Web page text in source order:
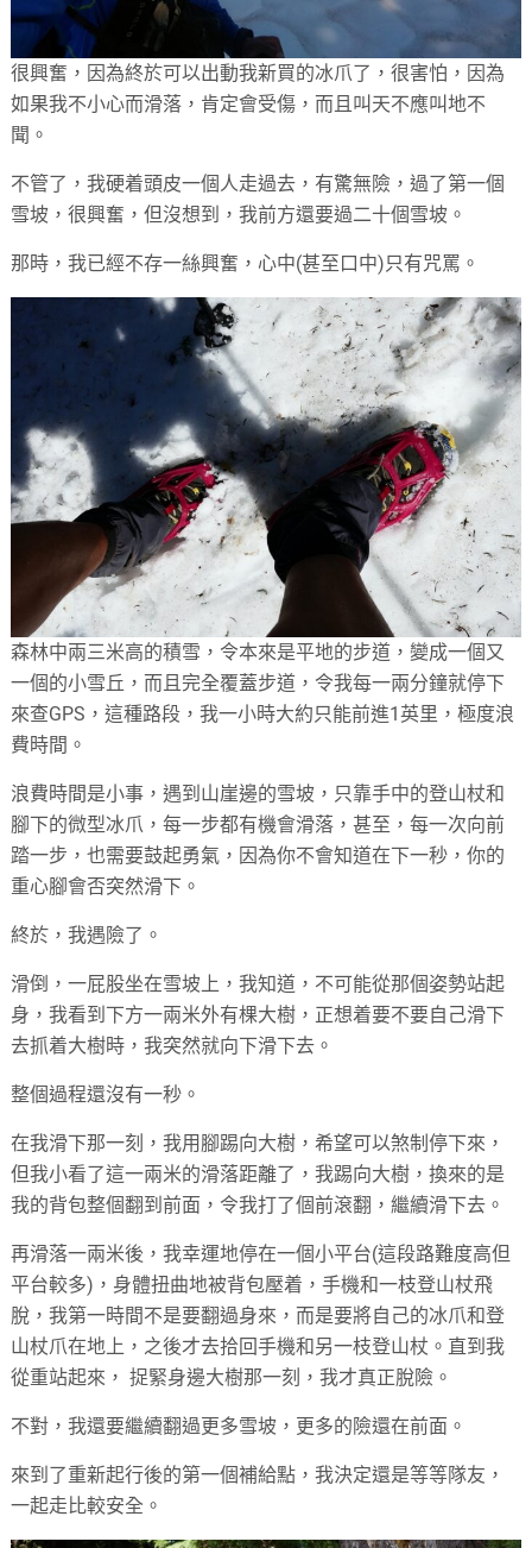
很興奮，因為終於可以出動我新買的冰爪了，很害怕，因為
如果我不小心而滑落，肯定會受傷，而且叫天不應叫地不
聞。
不管了，我硬着頭皮一個人走過去，有驚無險，過了第一個
雪坡，很興奮，但沒想到，我前方還要過二十個雪坡。
那時，我已經不存一絲興奮，心中(甚至口中)只有咒罵。
森林中兩三米高的積雪，令本來是平地的步道，變成一個又
一個的小雪丘，而且完全覆蓋步道，令我每一兩分鐘就停下
來查GPS，這種路段，我一小時大約只能前進1英里，極度浪
費時間。
浪費時間是小事，遇到山崖邊的雪坡，只靠手中的登山杖和
腳下的微型冰爪，每一步都有機會滑落，甚至，每一次向前
踏一步，也需要鼓起勇氣，因為你不會知道在下一秒，你的
重心腳會否突然滑下。
終於，我遇險了。
滑倒，一屁股坐在雪坡上，我知道，不可能從那個姿勢站起
身，我看到下方一兩米外有棵大樹，正想着要不要自己滑下
去抓着大樹時，我突然就向下滑下去。
整個過程還沒有一秒。
在我滑下那一刻，我用腳踢向大樹，希望可以煞制停下來，
但我小看了這一兩米的滑落距離了，我踢向大樹，換來的是
我的背包整個翻到前面，令我打了個前滾翻，繼續滑下去。
再滑落一兩米後，我幸運地停在一個小平台(這段路難度高但
平台較多)，身體扭曲地被背包壓着，手機和一枝登山杖飛
脫，我第一時間不是要翻過身來，而是要將自己的冰爪和登
山杖爪在地上，之後才去拾回手機和另一枝登山杖。直到我
從重站起來， 捉緊身邊大樹那一刻，我才真正脫險。
不對，我還要繼續翻過更多雪坡，更多的險還在前面。
來到了重新起行後的第一個補給點，我決定還是等等隊友，
一起走比較安全。